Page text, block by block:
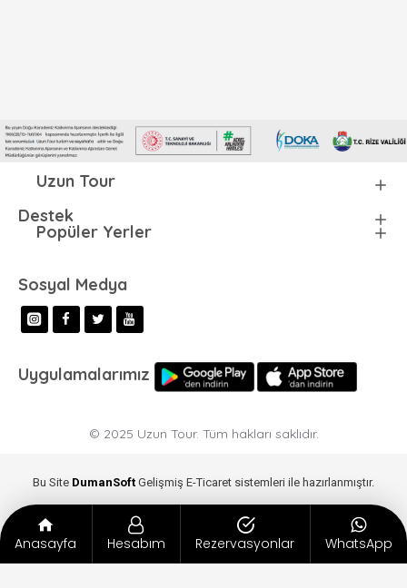
Uzun Tour
Destek
Popüler Yerler
Sosyal Medya
Uygulamalarımız
© 2025 Uzun Tour. Tüm hakları saklıdır.
Bu Site DumanSoftGelişmiş E-Ticaret sistemleri ile hazırlanmıştır.
Anasayfa Hesabım Rezervasyonlar WhatsApp